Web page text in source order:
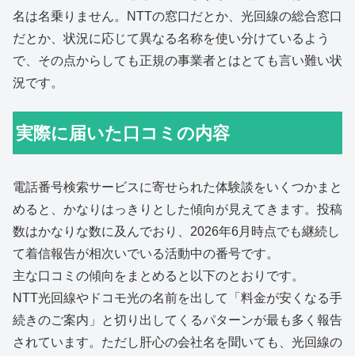
名は名乗りません。NTTの窓口だとか、光回線の総合窓口
だとか、状況に応じて異なる名称を使い分けているよう
で、その点からしても正規の事業者とはとても言い難い状
況です。
実際に届いた口コミの内容
電話番号検索サービスに寄せられた体験談をいくつかまと
めると、かなりはっきりとした傾向が見えてきます。投稿
数はかなりな数に及んでおり、2026年6月時点でも継続し
て着信報告が相次いでいる活動中の番号です。
主な口コミの傾向をまとめると以下のとおりです。
NTT光回線やドコモ光の名前を出して「料金が安くなる手
続きのご案内」と切り出してくるパターンが最も多く報告
されています。ただし肝心の会社名を聞いても、光回線の